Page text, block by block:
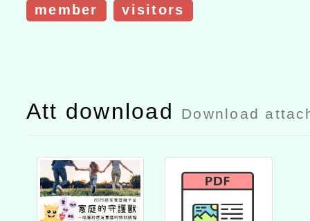
member visitors
Att download Download